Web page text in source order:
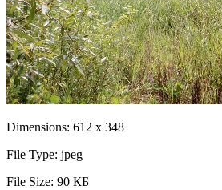
Dimensions: 612 x 348
File Type: jpeg
File Size: 90 КБ